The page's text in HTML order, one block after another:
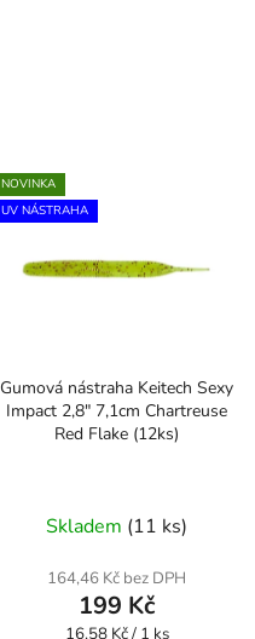
NOVINKA
UV NÁSTRAHA
Gumová nástraha Keitech Sexy
Impact 2,8" 7,1cm Chartreuse
Red Flake (12ks)
Skladem (11 ks)
164,46 Kč bez DPH
199 Kč
Měrná
16,58 Kč / 1 ks